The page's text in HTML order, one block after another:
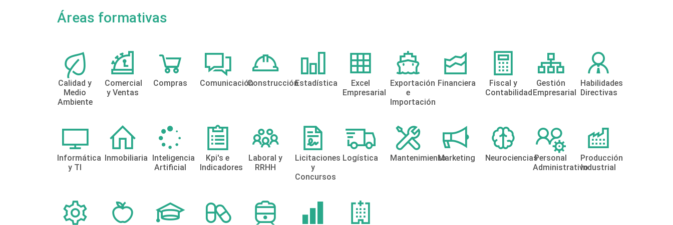
Áreas formativas
Calidad y
Medio
Ambiente
Comercial
y Ventas
Compras ComunicaciónConstrucciónEstadística
Excel
Empresarial
Exportación
e
Importación
Financiera
Fiscal y
Contabilidad
Gestión
Empresarial
Habilidades
Directivas
Informática
y TI
Inmobiliaria Inteligencia
Artificial
Kpi's e
Indicadores
Laboral y
RRHH
Licitaciones
y
Concursos
Logística MantenimientoMarketing NeurocienciasPersonal
Administrativo
Producción
Industrial